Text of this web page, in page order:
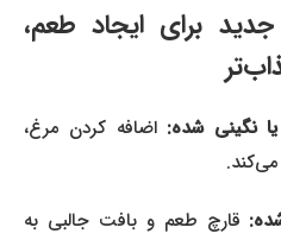
برای ایجاد طعم،
شده:اضافه کردن مرغ،
قارچ طعم و بافت جالبی به